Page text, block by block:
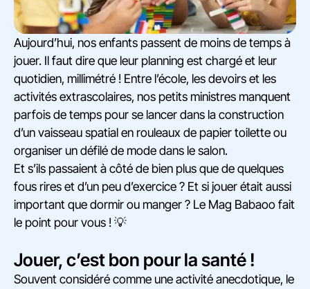
Aujourd’hui, nos enfants passent de moins de temps à
jouer. Il faut dire que leur planning est chargé et leur
quotidien, millimétré ! Entre l’école, les devoirs et les
activités extrascolaires, nos petits ministres manquent
parfois de temps pour se lancer dans la construction
d’un vaisseau spatial en rouleaux de papier toilette ou
organiser un défilé de mode dans le salon.
Et s’ils passaient à côté de bien plus que de quelques
fous rires et d’un peu d’exercice ? Et si jouer était aussi
important que dormir ou manger ? Le Mag Babaoo fait
le point pour vous ! 💡
Jouer, c’est bon pour la santé !
Souvent considéré comme une activité anecdotique, le